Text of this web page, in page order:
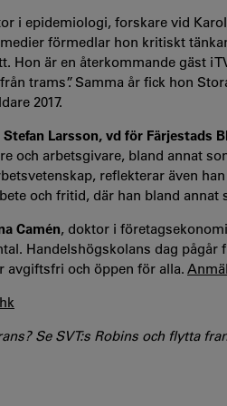
i epidemiologi, forskare vid
förmedlar hon kritiskt
Hon är en återkommande gäst i
trams”. Samma år fick hon
2017.
Stefan Larsson, vd för Färjestads
och arbetsgivare, bland annat
reflekterar även
och fritid, där han bland
Camén, doktor i
Handelshögskolans dag pågår
avgiftsfri och öppen för alla.
Se SVT:s Robins och flytta